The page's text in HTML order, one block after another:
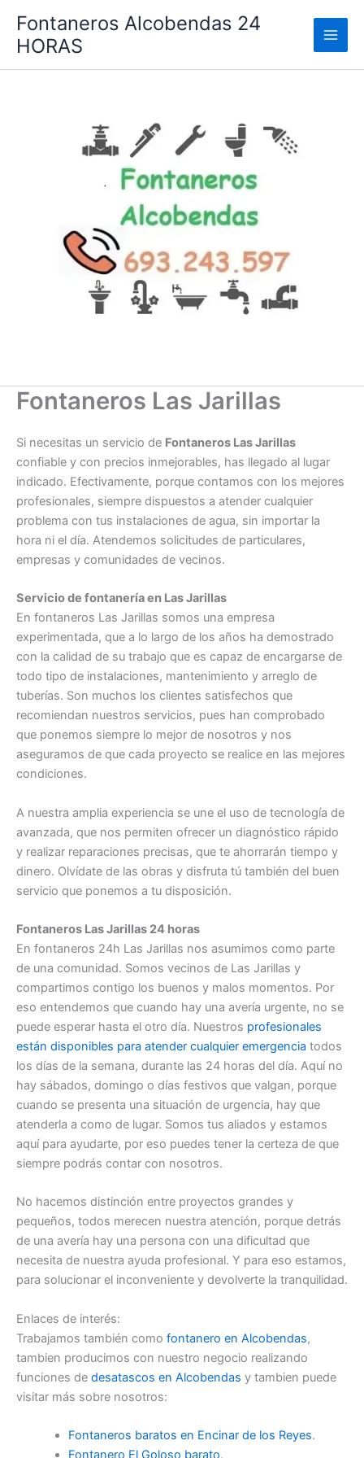
contenido
Fontaneros Alcobendas 24
HORAS
Fontaneros Las Jarillas
Si necesitas un servicio de Fontaneros Las Jarillas
confiable y con precios inmejorables, has llegado al lugar
indicado. Efectivamente, porque contamos con los mejores
profesionales, siempre dispuestos a atender cualquier
problema con tus instalaciones de agua, sin importar la
hora ni el día. Atendemos solicitudes de particulares,
empresas y comunidades de vecinos.
Servicio de fontanería en Las Jarillas
En fontaneros Las Jarillas somos una empresa
experimentada, que a lo largo de los años ha demostrado
con la calidad de su trabajo que es capaz de encargarse de
todo tipo de instalaciones, mantenimiento y arreglo de
tuberías. Son muchos los clientes satisfechos que
recomiendan nuestros servicios, pues han comprobado
que ponemos siempre lo mejor de nosotros y nos
aseguramos de que cada proyecto se realice en las mejores
condiciones.
A nuestra amplia experiencia se une el uso de tecnología de
avanzada, que nos permiten ofrecer un diagnóstico rápido
y realizar reparaciones precisas, que te ahorrarán tiempo y
dinero. Olvídate de las obras y disfruta tú también del buen
servicio que ponemos a tu disposición.
Fontaneros Las Jarillas 24 horas
En fontaneros 24h Las Jarillas nos asumimos como parte
de una comunidad. Somos vecinos de Las Jarillas y
compartimos contigo los buenos y malos momentos. Por
eso entendemos que cuando hay una avería urgente, no se
puede esperar hasta el otro día. Nuestros profesionales
están disponibles para atender cualquier emergencia todos
los días de la semana, durante las 24 horas del día. Aquí no
hay sábados, domingo o días festivos que valgan, porque
cuando se presenta una situación de urgencia, hay que
atenderla a como de lugar. Somos tus aliados y estamos
aquí para ayudarte, por eso puedes tener la certeza de que
siempre podrás contar con nosotros.
No hacemos distinción entre proyectos grandes y
pequeños, todos merecen nuestra atención, porque detrás
de una avería hay una persona con una dificultad que
necesita de nuestra ayuda profesional. Y para eso estamos,
para solucionar el inconveniente y devolverte la tranquilidad.
Enlaces de interés:
Trabajamos también como fontanero en Alcobendas,
tambien producimos con nuestro negocio realizando
funciones de desatascos en Alcobendas y tambien puede
visitar más sobre nosotros:
Fontaneros baratos en Encinar de los Reyes.
Fontanero El Goloso barato.